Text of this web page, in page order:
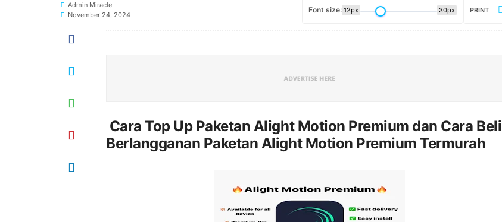
Admin Miracle
November 24, 2024
Font size: 12px 30px PRINT
Cara Top Up Paketan Alight Motion Premium dan Cara Beli
Berlangganan Paketan Alight Motion Premium Termurah